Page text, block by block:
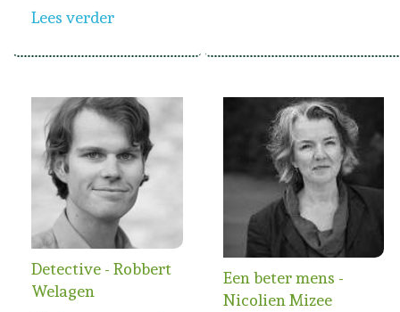
Lees verder
Detective - Robbert
Welagen
Een beter mens -
Nicolien Mizee